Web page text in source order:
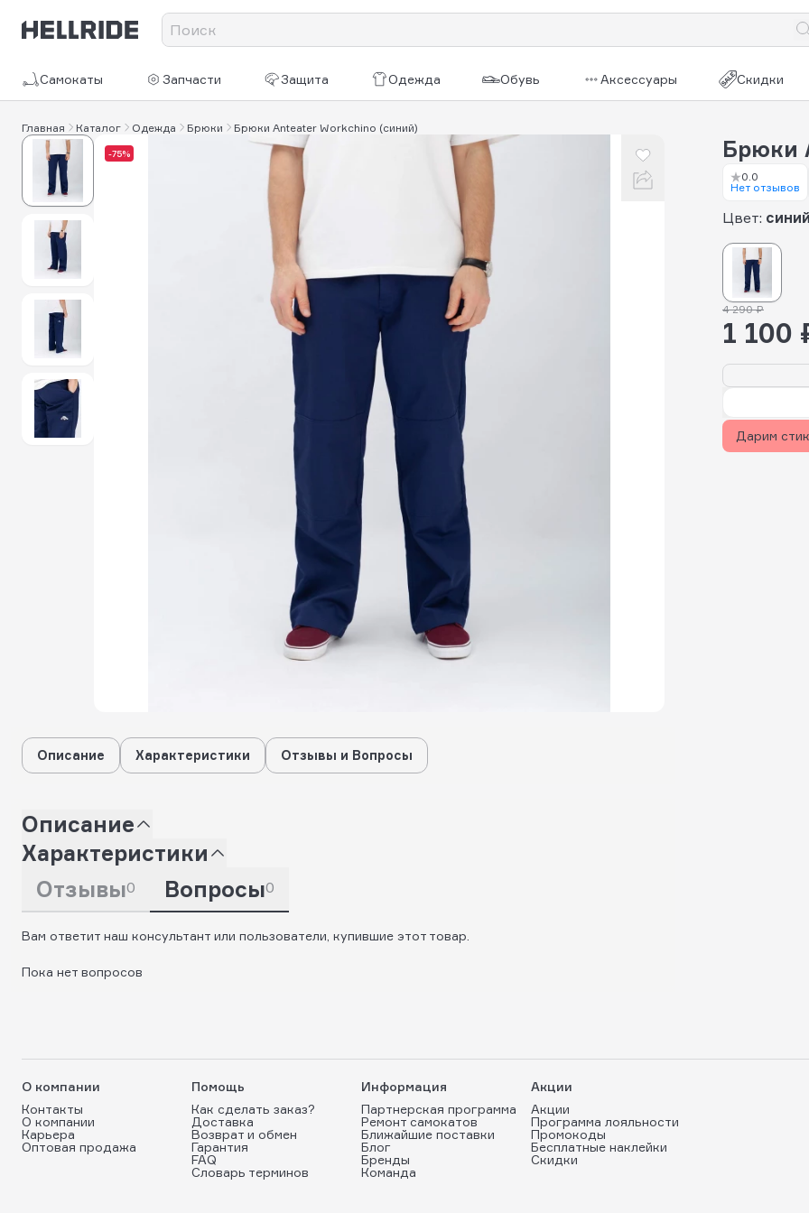
Самокаты Запчасти Защита Одежда Обувь Аксессуары Скидки
Главная Каталог Одежда Брюки Брюки Anteater Workchino (синий)
-75% Брюки
0.0
Нет отзывов
Цвет: синий
4 290 ₽
1 100
Дарим
Описание Характеристики Отзывы и Вопросы
Описание
Характеристики
Отзывы0 Вопросы0
Вам ответит наш консультант или пользователи, купившие этот товар.
Пока нет вопросов
О компании
Контакты
О компании
Карьера
Оптовая продажа
Помощь
Как сделать заказ?
Доставка
Возврат и обмен
Гарантия
FAQ
Словарь терминов
Информация
Партнерская программа
Ремонт самокатов
Ближайшие поставки
Блог
Бренды
Команда
Акции
Акции
Программа лояльности
Промокоды
Бесплатные наклейки
Скидки